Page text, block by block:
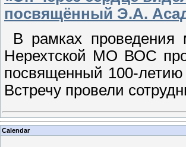
посвящённый Э.А.
В рамках проведения
Нерехтской МО ВОС
посвященный 100-летию
Встречу провели
Calendar